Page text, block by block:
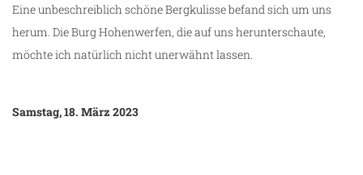
Eine unbeschreiblich schöne Bergkulisse befand sich um uns
herum. Die Burg Hohenwerfen, die auf uns herunterschaute,
möchte ich natürlich nicht unerwähnt lassen.
Samstag, 18. März 2023